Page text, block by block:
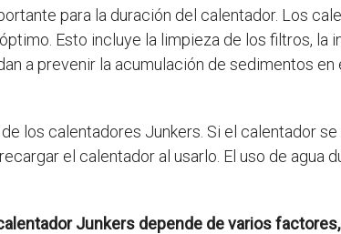
para la duración del calentador. Los
Esto incluye la limpieza de los filtros,
a prevenir la acumulación de sedimentos
los calentadores Junkers. Si el calentador
el calentador al usarlo. El uso de agua
Junkers depende de varios